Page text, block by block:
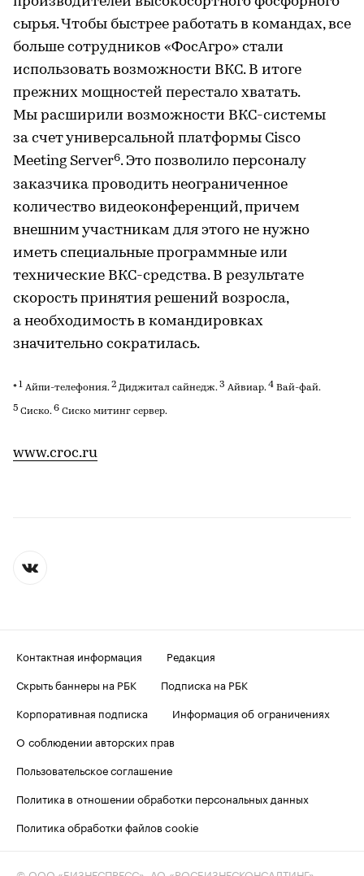
сырья. Чтобы быстрее работать в командах, все
больше сотрудников «ФосАгро» стали
использовать возможности ВКС. В итоге
прежних мощностей перестало хватать.
Мы расширили возможности ВКС-системы
за счет универсальной платформы Cisco
Meeting Server6. Это позволило персоналу
заказчика проводить неограниченное
количество видеоконференций, причем
внешним участникам для этого не нужно
иметь специальные программные или
технические ВКС-средства. В результате
скорость принятия решений возросла,
а необходимость в командировках
значительно сократилась.
*1 Айпи-телефония.2 Диджитал сайнедж.3 Айвиар.4 Вай-фай.
5 Сиско.6 Сиско митинг сервер.
www.croc.ru​​​​
Контактная информация
Редакция
Скрыть баннеры на РБК
Подписка на РБК
Корпоративная подписка
Информация об ограничениях
О соблюдении авторских прав
Пользовательское соглашение
Политика в отношении обработки персональных данных
Политика обработки файлов cookie